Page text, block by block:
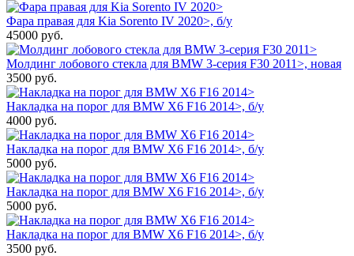
Фара правая для Kia Sorento IV 2020>, б/у
45000 руб.
Молдинг лобового стекла для BMW 3-серия F30 2011>, новая
3500 руб.
Накладка на порог для BMW X6 F16 2014>, б/у
4000 руб.
Накладка на порог для BMW X6 F16 2014>, б/у
5000 руб.
Накладка на порог для BMW X6 F16 2014>, б/у
5000 руб.
Накладка на порог для BMW X6 F16 2014>, б/у
3500 руб.